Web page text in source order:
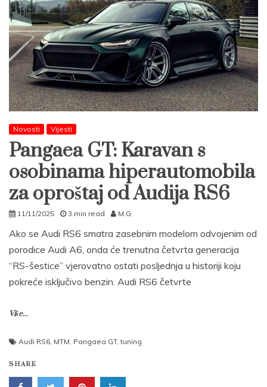
Novosti Vijesti
Pangaea GT: Karavan s
osobinama hiperautomobila
za oproštaj od Audija RS6
11/11/2025 3 min read M.G.
Ako se Audi RS6 smatra zasebnim modelom odvojenim od
porodice Audi A6, onda će trenutna četvrta generacija
“RS-šestice” vjerovatno ostati posljednja u historiji koju
pokreće isključivo benzin. Audi RS6 četvrte
Više...
Audi RS6, MTM, Pangaea GT,tuning
SHARE